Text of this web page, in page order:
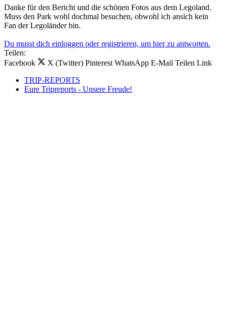
Danke für den Bericht und die schönen Fotos aus dem Legoland.
Muss den Park wohl dochmal besuchen, obwohl ich ansich kein
Fan der Legoländer bin.
Du musst dich einloggen oder registrieren, um hier zu antworten.
Teilen:
Facebook
X (Twitter) Pinterest WhatsApp E-Mail Teilen Link
TRIP-REPORTS
Eure Tripreports - Unsere Freude!